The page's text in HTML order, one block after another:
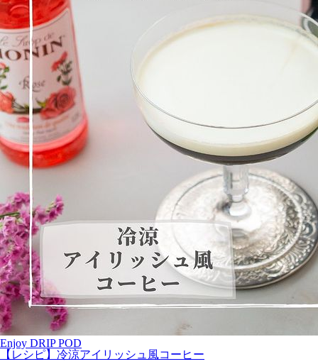
Enjoy DRIP POD
【レシピ】冷涼アイリッシュ風コーヒー